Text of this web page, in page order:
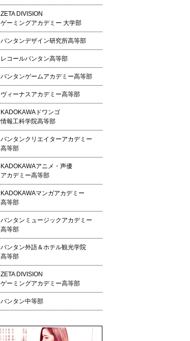
ZETA DIVISION
ゲーミングアカデミー 大学部
バンタンデザイン研究所高等部
レコールバンタン高等部
バンタンゲームアカデミー高等部
ヴィーナスアカデミー高等部
KADOKAWAドワンゴ
情報工科学院高等部
バンタンクリエイターアカデミー
高等部
KADOKAWAアニメ・声優
アカデミー高等部
KADOKAWAマンガアカデミー
高等部
バンタンミュージックアカデミー
高等部
バンタン外語＆ホテル観光学院
高等部
ZETA DIVISION
ゲーミングアカデミー高等部
バンタン中等部